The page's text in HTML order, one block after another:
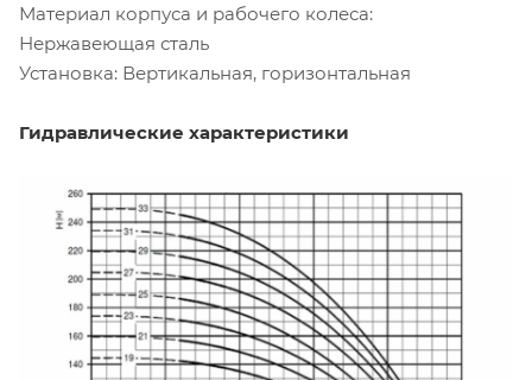
Материал корпуса и рабочего колеса:
Нержавеющая сталь
Установка: Вертикальная, горизонтальная
Гидравлические характеристики